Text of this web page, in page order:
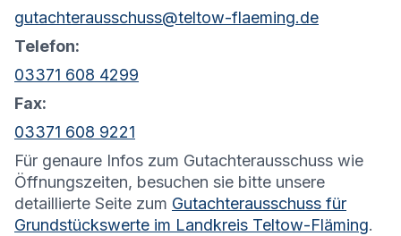
gutachterausschuss@teltow-flaeming.de
Telefon:
03371 608 4299
Fax:
03371 608 9221
Für genaure Infos zum Gutachterausschuss wie
Öffnungszeiten, besuchen sie bitte unsere
detaillierte Seite zum Gutachterausschuss für
Grundstückswerte im Landkreis Teltow-Fläming.